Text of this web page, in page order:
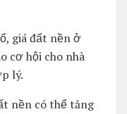
giá đất nền ở
cơ hội cho nhà
lý.
nền có thể tăng